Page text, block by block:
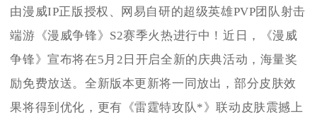
由漫威IP正版授权、网易自研的超级英雄PVP团队射击
端游《漫威争锋》S2赛季火热进行中！近日，《漫威
争锋》宣布将在5月2日开启全新的庆典活动，海量奖
励免费放送。全新版本更新将一同放出，部分皮肤效
果将得到优化，更有《雷霆特攻队*》联动皮肤震撼上